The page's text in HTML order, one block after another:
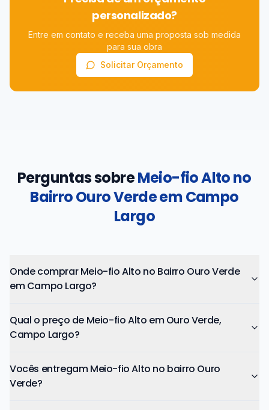
personalizado?
Entre em contato e receba uma proposta sob medida
para sua obra
Solicitar Orçamento
Perguntas sobreMeio-fio Alto no
Bairro Ouro Verde em Campo
Largo
Onde comprar Meio-fio Alto no Bairro Ouro Verde
em Campo Largo?
Qual o preço de Meio-fio Alto em Ouro Verde,
Campo Largo?
Vocês entregam Meio-fio Alto no bairro Ouro
Verde?